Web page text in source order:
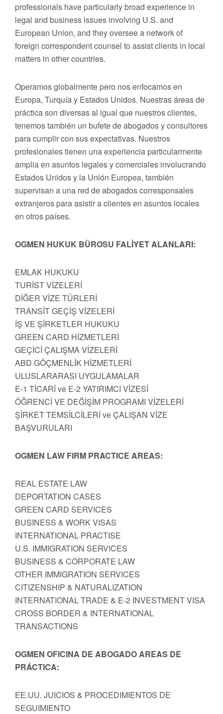
professionals have particularly broad experience in
legal and business issues involving U.S. and
European Union, and they oversee a network of
foreign correspondent counsel to assist clients in local
matters in other countries.
Operamos globalmente pero nos enfocamos en
Europa, Turquía y Estados Unidos. Nuestras áreas de
práctica son diversas al igual que nuestros clientes,
tenemos también un bufete de abogados y consultores
para cumplir con sus expectativas. Nuestros
profesionales tienen una experiencia particularmente
amplia en asuntos legales y comerciales involucrando
Estados Unidos y la Unión Europea, también
supervisan a una red de abogados corresponsales
extranjeros para asistir a clientes en asuntos locales
en otros países.
OGMEN HUKUK BÜROSU FALİYET ALANLARI:
EMLAK HUKUKU
TURİST VİZELERİ
DİĞER VİZE TÜRLERİ
TRANSİT GEÇİŞ VİZELERİ
İŞ VE ŞİRKETLER HUKUKU
GREEN CARD HİZMETLERİ
GEÇİCİ ÇALIŞMA VİZELERİ
ABD GÖÇMENLİK HİZMETLERİ
ULUSLARARASI UYGULAMALAR
E-1 TİCARİ ve E-2 YATIRIMCI VİZESİ
ÖĞRENCİ VE DEĞİŞİM PROGRAMI VİZELERİ
ŞİRKET TEMSİLCİLERİ ve ÇALIŞAN VİZE
BAŞVURULARI
OGMEN LAW FIRM PRACTICE AREAS:
REAL ESTATE LAW
DEPORTATION CASES
GREEN CARD SERVICES
BUSINESS & WORK VISAS
INTERNATIONAL PRACTISE
U.S. IMMIGRATION SERVICES
BUSINESS & CORPORATE LAW
OTHER IMMIGRATION SERVICES
CITIZENSHIP & NATURALIZATION
INTERNATIONAL TRADE & E-2 INVESTMENT VISA
CROSS BORDER & INTERNATIONAL
TRANSACTIONS
OGMEN OFICINA DE ABOGADO AREAS DE
PRÁCTICA:
EE.UU. JUICIOS & PROCEDIMIENTOS DE
SEGUIMIENTO